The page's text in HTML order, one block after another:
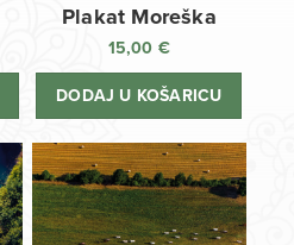
Plakat Moreška
15,00 €
DODAJ U KOŠARICU